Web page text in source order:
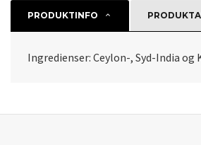
PRODUKTINFO
Ingredienser: Ceylon-, Syd-India